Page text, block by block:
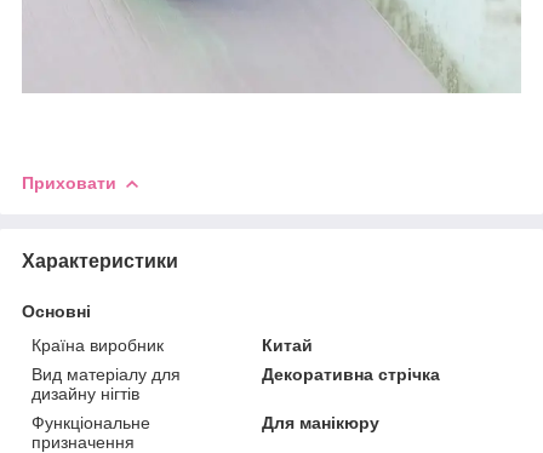
Приховати
Характеристики
Основні
Країна виробник
Китай
Вид матеріалу для
дизайну нігтів
Декоративна стрічка
Функціональне
призначення
Для манікюру